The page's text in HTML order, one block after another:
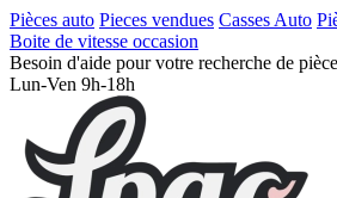
Pièces auto Pieces vendues Casses Auto
Boite de vitesse occasion
Besoin d'aide pour votre recherche de
Lun-Ven 9h-18h